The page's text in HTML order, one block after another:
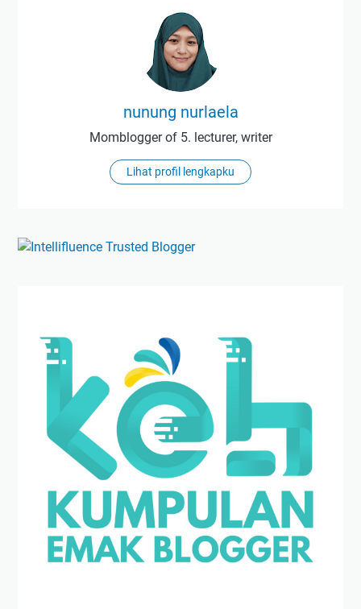
nunung nurlaela
Momblogger of 5. lecturer, writer
Lihat profil lengkapku